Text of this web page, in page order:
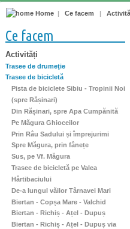
Home | Ce facem |
Ce facem
Activități
Trasee de drumeţie
Trasee de bicicletă
Pista de biciclete Sibiu - Tropinii Noi
(spre Rășinari)
Din Rășinari, spre Apa Cumpănită
Pe Măgura Ghioceilor
Prin Râu Sadului și împrejurimi
Spre Măgura, prin fânețe
Sus, pe Vf. Măgura
Trasee de bicicletă pe Valea
Hârtibaciului
De-a lungul văilor Târnavei Mari
Biertan - Copșa Mare - Valchid
Biertan - Richiș - Ațel - Dupuș
Biertan - Richiș - Ațel - Dupuș via